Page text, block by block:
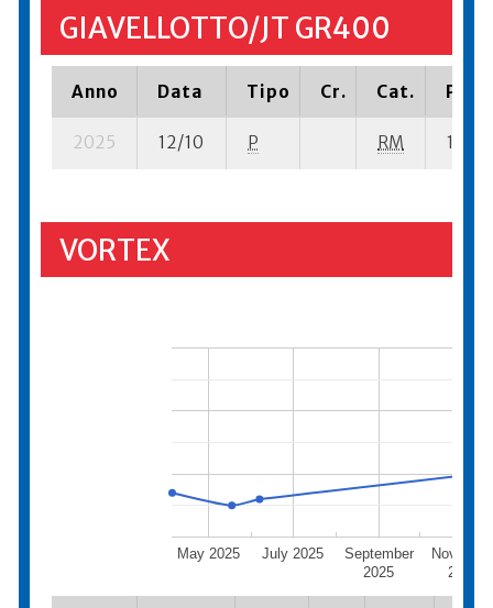
GIAVELLOTTO/JT GR400
Anno Data Tipo Cr. Cat.
2025 12/10 P RM 14
VORTEX
May 2025 July 2025
September
2025
2025